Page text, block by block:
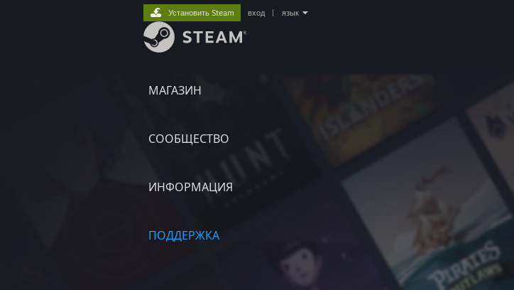
МАГАЗИН
СООБЩЕСТВО
ИНФОРМАЦИЯ
ПОДДЕРЖКА
Установить Steam вход язык